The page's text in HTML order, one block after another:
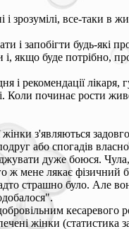
і зрозумілі, все-таки
і запобігти будь-
і, якщо буде
і рекомендації
Коли починає рости
з'являються
або спогадів
дуже боюся.
ж мене лякає фізичний
страшно було. Але
кесаревого
жінки